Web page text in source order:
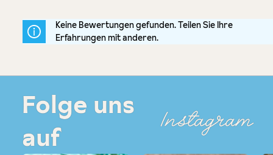
Keine Bewertungen gefunden. Teilen Sie Ihre
Erfahrungen mit anderen.
Folge uns
auf
Instagram